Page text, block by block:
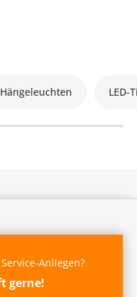
Hängeleuchten LED-
Anliegen?
gerne!